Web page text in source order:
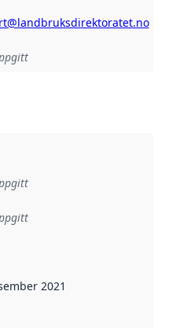
2021